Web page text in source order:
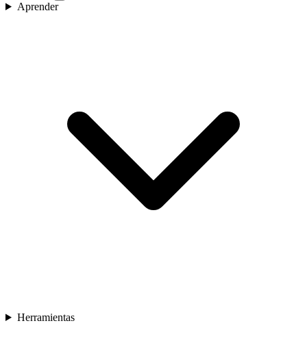
Aprender
Herramientas